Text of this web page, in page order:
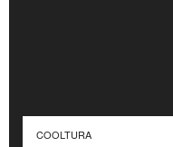
COOLTURA